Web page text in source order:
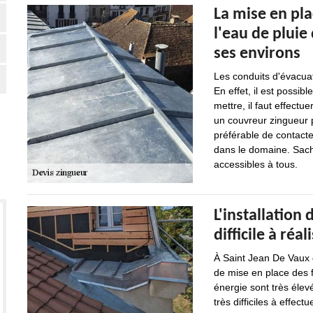
La mise en
l'eau de pluie
ses environs
Les conduits
En effet, il est
mettre, il faut
un couvreur zingueur
préférable de
dans le domaine.
accessibles à tous.
L'installation
difficile à
À Saint Jean De
de mise en place des
énergie sont très
très difficiles à